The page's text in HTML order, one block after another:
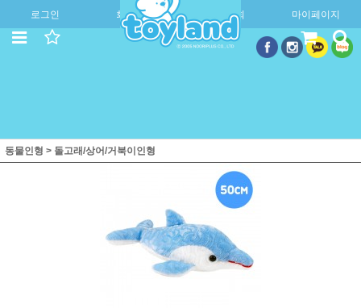
로그인 회원가입 주문조회 마이페이지
동물인형 > 돌고래/상어/거북이인형